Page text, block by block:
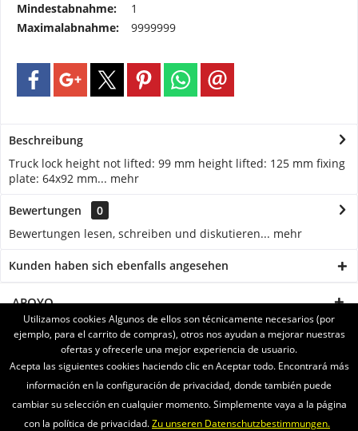
Mindestabnahme:
1
Maximalabnahme:
9999999
Beschreibung
Truck lock height not lifted: 99 mm height lifted: 125 mm fixing
plate: 64x92 mm... mehr
Bewertungen
0
Bewertungen lesen, schreiben und diskutieren... mehr
Kunden haben sich ebenfalls angesehen
APOYO
SERVICE
INFORMATIONEN
ENVIAMOS CON
Utilizamos cookies Algunos de ellos son técnicamente necesarios (por
ejemplo, para el carrito de compras), otros nos ayudan a mejorar nuestras
ofertas y ofrecerle una mejor experiencia de usuario.
Acepta las siguientes cookies haciendo clic en Aceptar todo. Encontrará más
información en la configuración de privacidad, donde también puede
cambiar su selección en cualquier momento. Simplemente vaya a la página
con la política de privacidad.Zu unseren Datenschutzbestimmungen.